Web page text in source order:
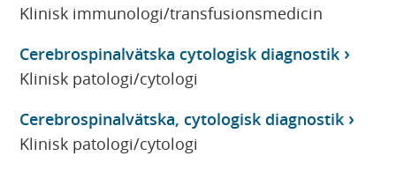
Klinisk immunologi/transfusionsmedicin
Cerebrospinalvätska cytologisk diagnostik
Klinisk patologi/cytologi
Cerebrospinalvätska, cytologisk diagnostik
Klinisk patologi/cytologi